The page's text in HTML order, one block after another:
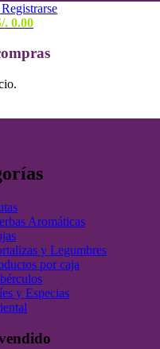
. 0.00
Aromáticas
y Legumbres
por caja
y Especias